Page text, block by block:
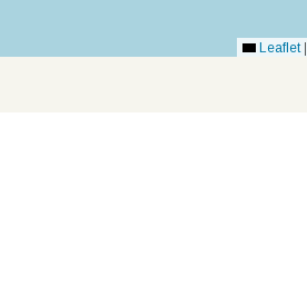
Leaflet |